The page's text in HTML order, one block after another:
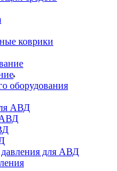
коврики
оборудования
АВД
АВД
для АВД